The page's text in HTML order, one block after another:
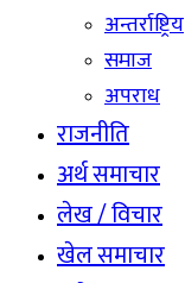
अन्तर्राष्ट्रिय
समाज
अपराध
राजनीति
अर्थ समाचार
लेख / विचार
खेल समाचार